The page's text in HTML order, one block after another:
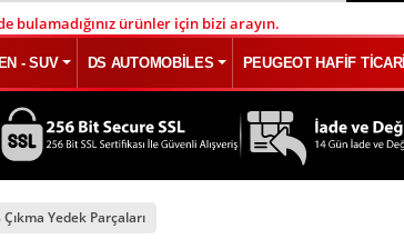
bulamadığınız ürünler için bizi arayın.
- SUV DS AUTOMOBİLES PEUGEOT HAFİF TİCARİ
Yedek Parçaları